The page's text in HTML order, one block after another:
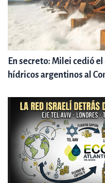
En secreto: Milei cedió
hídricos argentinos al